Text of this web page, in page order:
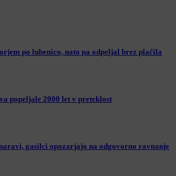
po lubenico, nato pa odpeljal brez plačila
popeljale 2000 let v preteklost
gasilci opozarjajo na odgovorno ravnanje